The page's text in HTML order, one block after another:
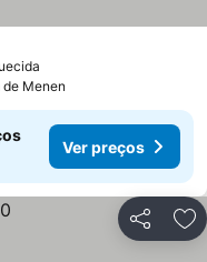
de Menen
Ver preços
Partilhar